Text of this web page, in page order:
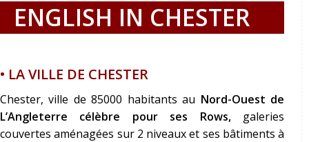
ENGLISH IN CHESTER
• LA VILLE DE CHESTER
Chester, ville de 85000 habitants au Nord-Ouest de
L’Angleterre
célèbre pour ses Rows,galeries
couvertes aménagées sur 2 niveaux et ses bâtiments à